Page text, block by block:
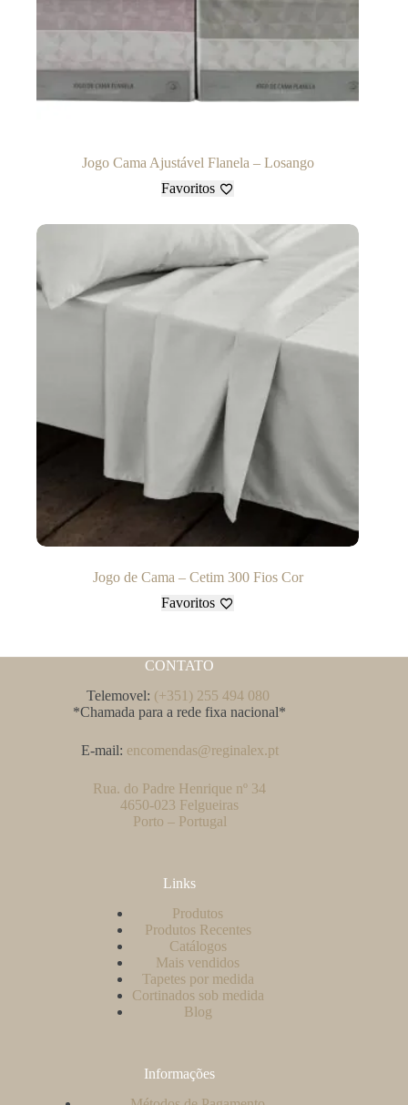
Jogo Cama Ajustável Flanela – Losango
Favoritos
Jogo de Cama – Cetim 300 Fios Cor
Favoritos
CONTATO
Telemovel: (+351) 255 494 080
*Chamada para a rede fixa nacional*
E-mail: encomendas@reginalex.pt
Rua. do Padre Henrique nº 34
4650-023 Felgueiras
Porto – Portugal
Links
Produtos
Produtos Recentes
Catálogos
Mais vendidos
Tapetes por medida
Cortinados sob medida
Blog
Informações